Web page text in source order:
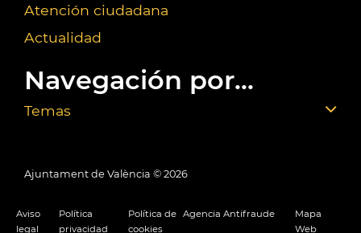
Atención ciudadana
Actualidad
Navegación por...
Temas
Ajuntament de València © 2026
Aviso
legal
Política
privacidad
Política de
cookies
Agencia Antifraude
Mapa
Web